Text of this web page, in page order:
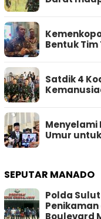
Bentuk
Satdik 4
Menyelami
Umur
SEPUTAR MANADO
Polda
Boulevard